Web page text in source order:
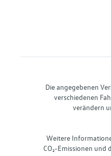
Die angegebenen
verschiedenen
verändern
Weitere
CO₂-Emissionen